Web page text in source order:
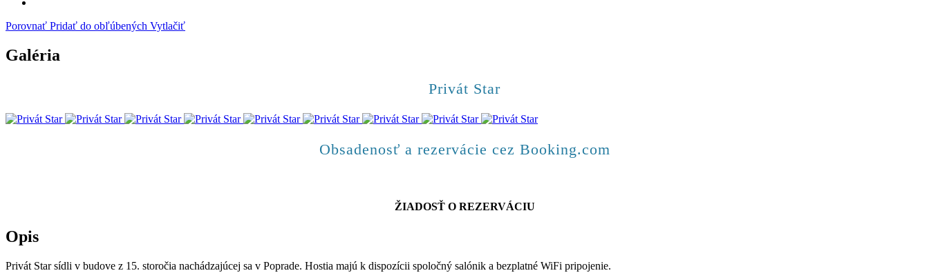
Porovnať Pridať do obľúbených Vytlačiť
Galéria
Privát Star
Obsadenosť a rezervácie cez Booking.com
ŽIADOSŤ O REZERVÁCIU
Opis
Privát Star sídli v budove z 15. storočia nachádzajúcej sa v Poprade. Hostia majú k dispozícii spoločný salónik a bezplatné WiFi pripojenie.